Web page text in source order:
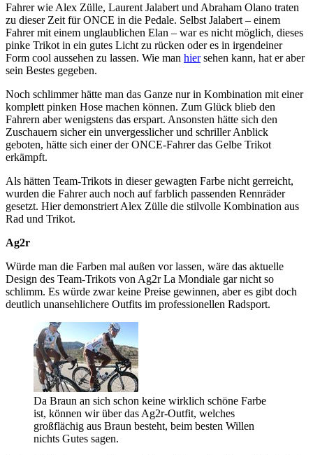
Fahrer wie Alex Zülle, Laurent Jalabert und Abraham Olano traten
zu dieser Zeit für ONCE in die Pedale. Selbst Jalabert – einem
Fahrer mit einem unglaublichen Elan – war es nicht möglich, dieses
pinke Trikot in ein gutes Licht zu rücken oder es in irgendeiner
Form cool aussehen zu lassen. Wie man hiersehen kann, hat er aber
sein Bestes gegeben.
Noch schlimmer hätte man das Ganze nur in Kombination mit einer
komplett pinken Hose machen können. Zum Glück blieb den
Fahrern aber wenigstens das erspart. Ansonsten hätte sich den
Zuschauern sicher ein unvergesslicher und schriller Anblick
geboten, hätte sich einer der ONCE-Fahrer das Gelbe Trikot
erkämpft.
Als hätten Team-Trikots in dieser gewagten Farbe nicht gerreicht,
wurden die Fahrer auch noch auf farblich passenden Rennräder
gesetzt. Hier demonstriert Alex Zülle die stilvolle Kombination aus
Rad und Trikot.
Ag2r
Würde man die Farben mal außen vor lassen, wäre das aktuelle
Design des Team-Trikots von Ag2r La Mondiale gar nicht so
schlimm. Es würde zwar keine Preise gewinnen, aber es gibt doch
deutlich unansehlichere Outfits im professionellen Radsport.
Da Braun an sich schon keine wirklich schöne Farbe
ist, können wir über das Ag2r-Outfit, welches
großflächig aus Braun besteht, beim besten Willen
nichts Gutes sagen.